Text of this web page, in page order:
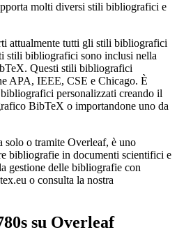
molti diversi stili bibliografici e
attualmente tutti gli stili bibliografici
stili bibliografici sono inclusi nella
Questi stili bibliografici
APA, IEEE, CSE e Chicago. È
personalizzati creando il
BibTeX o importandone uno da
solo o tramite Overleaf, è uno
bibliografie in documenti scientifici e
gestione delle bibliografie con
o consulta la nostra
su Overleaf